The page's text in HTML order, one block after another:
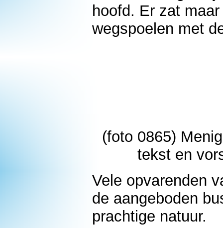
hoofd. Er zat
wegspoelen met
(foto 0865)
tekst en
Vele opvarenden
de aangeboden
prachtige natuur.